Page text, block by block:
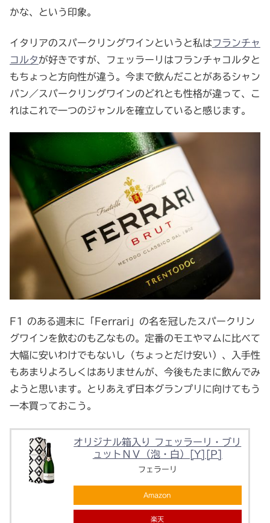
かな、という印象。
イタリアのスパークリングワインというと私はフランチャ
コルタが好きですが、フェッラーリはフランチャコルタと
もちょっと方向性が違う。今まで飲んだことがあるシャン
パン／スパークリングワインのどれとも性格が違って、こ
れはこれで一つのジャンルを確立していると感じます。
F1 のある週末に「Ferrari」の名を冠したスパークリン
グワインを飲むのも乙なもの。定番のモエやマムに比べて
大幅に安いわけでもないし（ちょっとだけ安い）、入手性
もあまりよろしくはありませんが、今後もたまに飲んでみ
ようと思います。とりあえず日本グランプリに向けてもう
一本買っておこう。
オリジナル箱入り フェッラーリ・ブリ
ュットＮＶ（泡・白）[Y][P]
フェラーリ
Amazon
楽天